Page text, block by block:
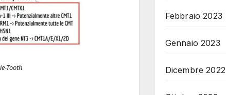
Tooth
Febbraio 2023
Gennaio 2023
Dicembre 2022